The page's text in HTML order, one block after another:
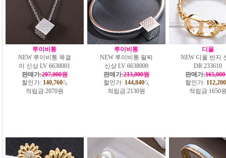
루이비통
NEW 루이비통 목걸
이 신상 LV 6638001
판매가:207,000원
할인가: 140,760
적립금:2070원
루이비통
NEW 루이비통 팔찌
신상 LV 6638000
판매가:213,000원
할인가: 144,840
적립금:2130원
디올
NEW 디올 반지
DR 233610
판매가:
할인가: 112,200
적립금:1650